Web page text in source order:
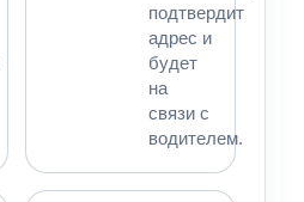
подтвердит
адрес и
будет
на
связи с
водителем.